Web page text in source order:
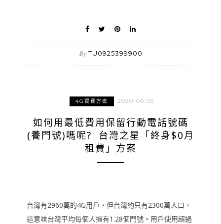
By TU0925399900
4G資費方案 2020-06-05
如何用最低費用保留行動電話號碼
(養門號)嗎呢? 台灣之星「終身$0月
租費」方案
台灣有2960萬的4G用戶，但台灣約只有2300萬人口，
這意味台灣平均每個人擁有1.28個門號。用戶使用超過